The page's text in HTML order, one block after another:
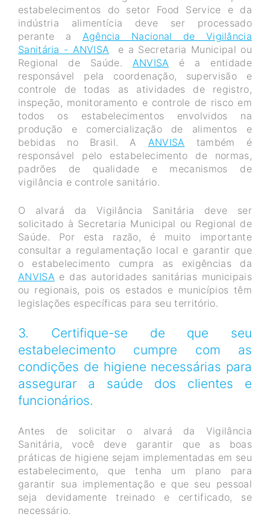
estabelecimentos do setor Food Service e da
indústria alimentícia deve ser processado
perante a Agência Nacional de Vigilância
Sanitária - ANVISA e a Secretaria Municipal ou
Regional de Saúde. ANVISA é a entidade
responsável pela coordenação, supervisão e
controle de todas as atividades de registro,
inspeção, monitoramento e controle de risco em
todos os estabelecimentos envolvidos na
produção e comercialização de alimentos e
bebidas no Brasil. A ANVISA também é
responsável pelo estabelecimento de normas,
padrões de qualidade e mecanismos de
vigilância e controle sanitário.
O alvará da Vigilância Sanitária deve ser
solicitado à Secretaria Municipal ou Regional de
Saúde. Por esta razão, é muito importante
consultar a regulamentação local e garantir que
o estabelecimento cumpra as exigências da
ANVISA e das autoridades sanitárias municipais
ou regionais, pois os estados e municípios têm
legislações específicas para seu território.
3. Certifique-se de que seu
estabelecimento cumpre com as
condições de higiene necessárias para
assegurar a saúde dos clientes e
funcionários.
Antes de solicitar o alvará da Vigilância
Sanitária, você deve garantir que as boas
práticas de higiene sejam implementadas em seu
estabelecimento, que tenha um plano para
garantir sua implementação e que seu pessoal
seja devidamente treinado e certificado, se
necessário.